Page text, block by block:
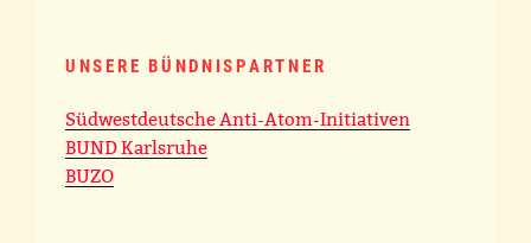
UNSERE BÜNDNISPARTNER
Südwestdeutsche Anti-Atom-Initiativen
BUND Karlsruhe
BUZO